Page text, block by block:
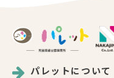
パレットについて